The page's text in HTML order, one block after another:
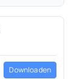
Downloaden